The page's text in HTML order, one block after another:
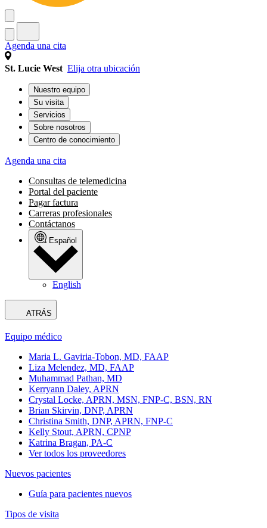
Agenda una cita
St. Lucie West Elija otra ubicación
Nuestro equipo
Su visita
Servicios
Sobre nosotros
Centro de conocimiento
Agenda una cita
Consultas de telemedicina
Portal del paciente
Pagar factura
Carreras profesionales
Contáctanos
Español
English
ATRÁS
Equipo médico
Maria L. Gaviria-Tobon, MD, FAAP
Liza Melendez, MD, FAAP
Muhammad Pathan, MD
Kerryann Daley, APRN
Crystal Locke, APRN, MSN, FNP-C, BSN, RN
Brian Skirvin, DNP, APRN
Christina Smith, DNP, APRN, FNP-C
Kelly Stout, APRN, CPNP
Katrina Bragan, PA-C
Ver todos los proveedores
Nuevos pacientes
Guía para pacientes nuevos
Tipos de visita